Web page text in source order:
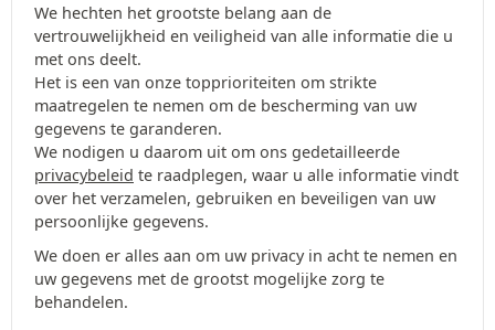
We hechten het grootste belang aan de
vertrouwelijkheid en veiligheid van alle informatie die u
met ons deelt.
Het is een van onze topprioriteiten om strikte
maatregelen te nemen om de bescherming van uw
gegevens te garanderen.
We nodigen u daarom uit om ons gedetailleerde
privacybeleid te raadplegen, waar u alle informatie vindt
over het verzamelen, gebruiken en beveiligen van uw
persoonlijke gegevens.
We doen er alles aan om uw privacy in acht te nemen en
uw gegevens met de grootst mogelijke zorg te
behandelen.